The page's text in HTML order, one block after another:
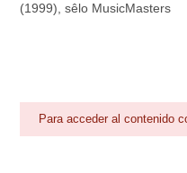
(1999), sêlo MusicMasters
Para acceder al contenido